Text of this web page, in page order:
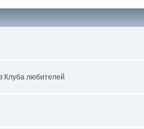
Клуба любителей